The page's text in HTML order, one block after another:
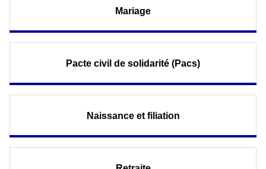
Mariage
Pacte civil de solidarité (Pacs)
Naissance et filiation